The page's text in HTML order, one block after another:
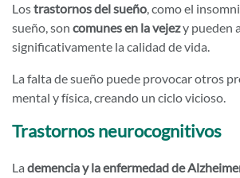
Lostrastornos del sueño, como el
sueño, son comunes en la vejezy pueden
significativamente la calidad de vida.
La falta de sueño puede provocar otros
mental y física, creando un ciclo vicioso.
Trastornos neurocognitivos
La demencia y la enfermedad de